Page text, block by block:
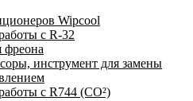
Wipcool
с R-32
фреона
инструмент для замены
с R744 (CO²)